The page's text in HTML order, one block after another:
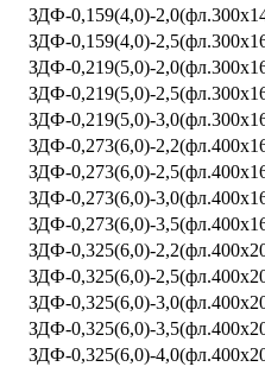
ЗДФ-0,159(4,0)-
ЗДФ-0,159(4,0)-
ЗДФ-0,219(5,0)-
ЗДФ-0,219(5,0)-
ЗДФ-0,219(5,0)-
ЗДФ-0,273(6,0)-
ЗДФ-0,273(6,0)-
ЗДФ-0,273(6,0)-
ЗДФ-0,273(6,0)-
ЗДФ-0,325(6,0)-
ЗДФ-0,325(6,0)-
ЗДФ-0,325(6,0)-
ЗДФ-0,325(6,0)-
ЗДФ-0,325(6,0)-